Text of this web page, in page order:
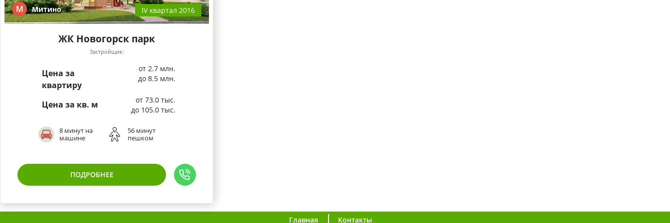
М Митино IV квартал 2016
ЖК Новогорск парк
Застройщик:
Цена за
квартиру
от 2.7 млн.
до 8.5 млн.
Цена за кв. м
от 73.0 тыс.
до 105.0 тыс.
8 минут на
машине
56 минут
пешком
ПОДРОБНЕЕ
Главная Контакты